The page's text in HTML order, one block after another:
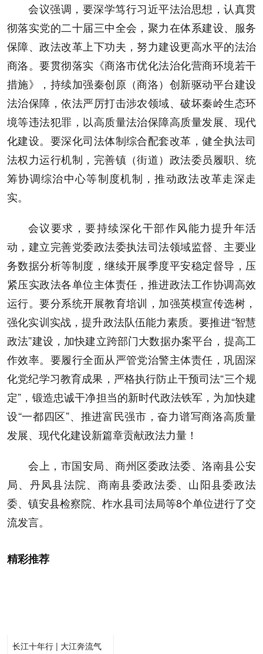
会议强调，要深学笃行习近平法治思想，认真贯
彻落实党的二十届三中全会，聚力在体系建设、服务
保障、政法改革上下功夫，努力建设更高水平的法治
商洛。要贯彻落实《商洛市优化法治化营商环境若干
措施》，持续加强秦创原（商洛）创新驱动平台建设
法治保障，依法严厉打击涉农领域、破坏秦岭生态环
境等违法犯罪，以高质量法治保障高质量发展、现代
化建设。要深化司法体制综合配套改革，健全执法司
法权力运行机制，完善镇（街道）政法委员履职、统
筹协调综治中心等制度机制，推动政法改革走深走
实。
会议要求，要持续深化干部作风能力提升年活
动，建立完善党委政法委执法司法领域监督、主要业
务数据分析等制度，继续开展季度平安稳定督导，压
紧压实政法各单位主体责任，推进政法工作协调高效
运行。要分系统开展教育培训，加强英模宣传选树，
强化实训实战，提升政法队伍能力素质。要推进“智慧
政法”建设，加快建立跨部门大数据办案平台，提高工
作效率。要履行全面从严管党治警主体责任，巩固深
化党纪学习教育成果，严格执行防止干预司法“三个规
定”，锻造忠诚干净担当的新时代政法铁军，为加快建
设“一都四区”、推进富民强市，奋力谱写商洛高质量
发展、现代化建设新篇章贡献政法力量！
会上，市国安局、商州区委政法委、洛南县公安
局、丹凤县法院、商南县委政法委、山阳县委政法
委、镇安县检察院、柞水县司法局等8个单位进行了交
流发言。
精彩推荐
长江十年行 | 大江奔流气